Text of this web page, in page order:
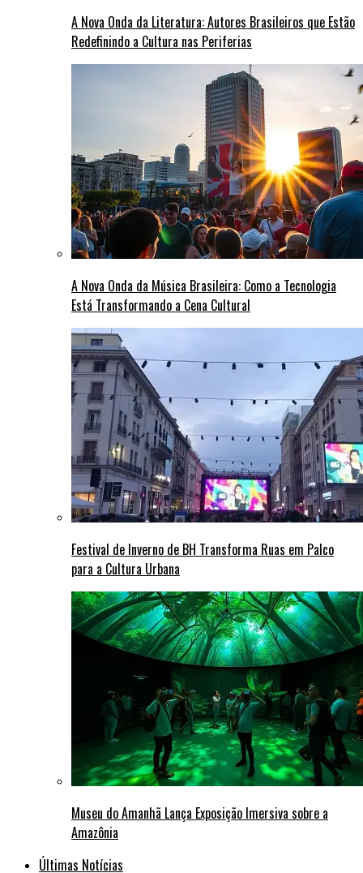
A Nova Onda da Literatura: Autores Brasileiros que Estão
Redefinindo a Cultura nas Periferias
A Nova Onda da Música Brasileira: Como a Tecnologia
Está Transformando a Cena Cultural
Festival de Inverno de BH Transforma Ruas em Palco
para a Cultura Urbana
Museu do Amanhã Lança Exposição Imersiva sobre a
Amazônia
Últimas Notícias